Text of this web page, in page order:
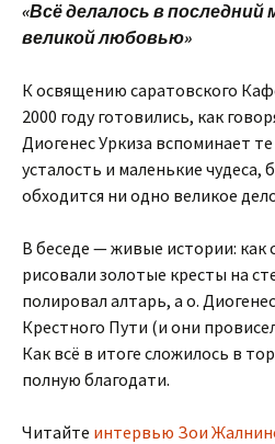
«Всё делалось в
великой любовью»
К освящению саратовского
2000 году готовились, как
Диогенес Уркиза вспоминает
усталость и маленькие чудеса,
обходится ни одно великое
В беседе — живые истории: как
рисовали золотые кресты на
полировал алтарь, а о.
Крестного Пути (и они
Как всё в итоге сложилось в
полную благодати.
Читайте интервью Зои